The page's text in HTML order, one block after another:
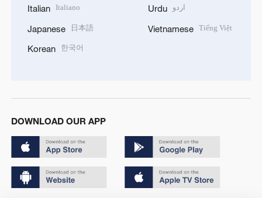
Italian Italiano
Japanese 日本語
Korean 한국어
Urdu اردو
Vietnamese Tiếng Việt
DOWNLOAD OUR APP